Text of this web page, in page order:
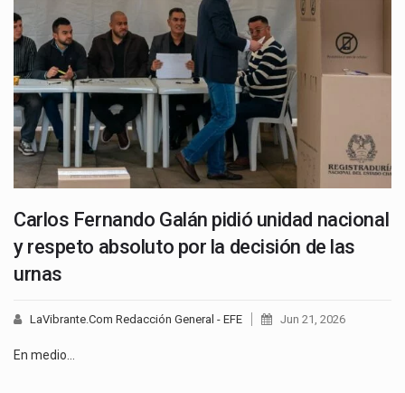
Carlos Fernando Galán pidió unidad nacional
y respeto absoluto por la decisión de las
urnas
LaVibrante.Com Redacción General - EFE Jun 21, 2026
En medio…